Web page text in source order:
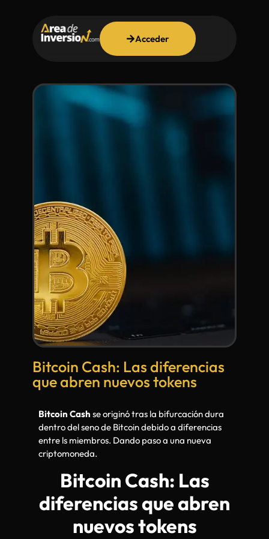
Acceder
Bitcoin Cash: Las diferencias
que abren nuevos tokens
Bitcoin Cash se originó tras la bifurcación dura
dentro del seno de Bitcoin debido a diferencias
entre ls miembros. Dando paso a una nueva
criptomoneda.
Bitcoin Cash: Las
diferencias que abren
nuevos tokens